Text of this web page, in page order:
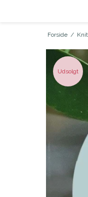
Forside /
Udsolgt